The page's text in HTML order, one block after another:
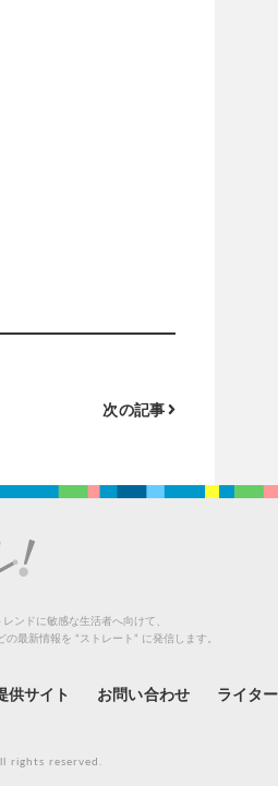
次の記事
ンドに敏感な生活者へ向けて、
最新情報を “ストレート” に発信します。
供サイト お問い合わせ ライタ
rights reserved.